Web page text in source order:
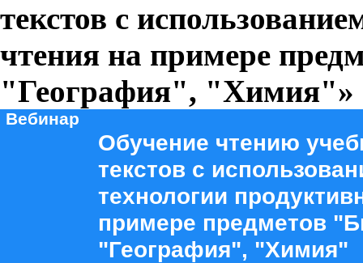
текстов с
чтения на примере
"География", "Химия"»
Вебинар
Обучение чтению
текстов с
технологии
примере предметов
"География", "Химия"